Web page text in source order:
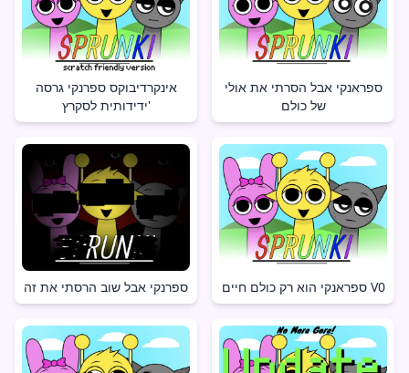
אינקרדיבוקס ספרנקי גרסה
ידידותית לסקרץ'
ספראנקי אבל הסרתי את אולי
של כולם
ספרנקי אבל שוב הרסתי את זה ספראנקי הוא רק כולם חיים V0